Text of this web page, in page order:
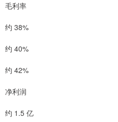
毛利率
约 38%
约 40%
约 42%
净利润
约 1.5 亿